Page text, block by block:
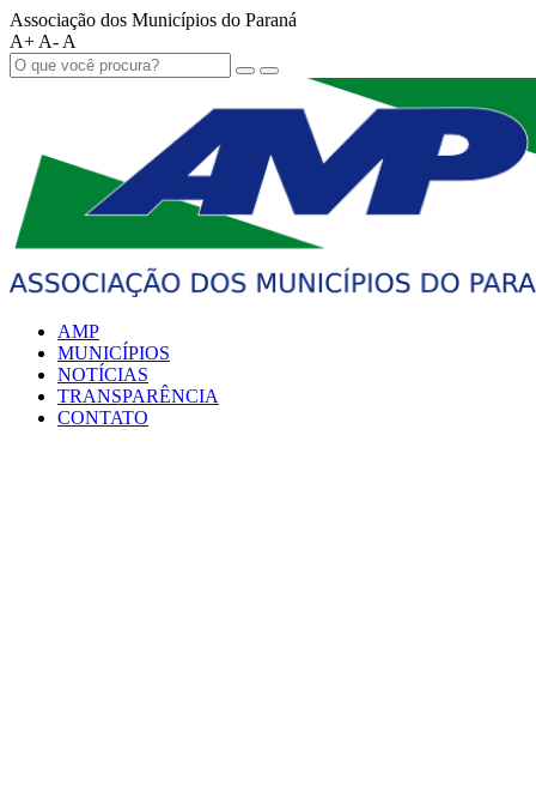
Associação dos Municípios do Paraná
A+ A- A
AMP
MUNICÍPIOS
NOTÍCIAS
TRANSPARÊNCIA
CONTATO